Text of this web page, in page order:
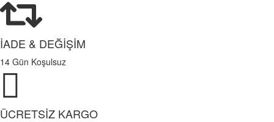
İADE & DEĞİŞİM
14 Gün Koşulsuz
ÜCRETSİZ KARGO